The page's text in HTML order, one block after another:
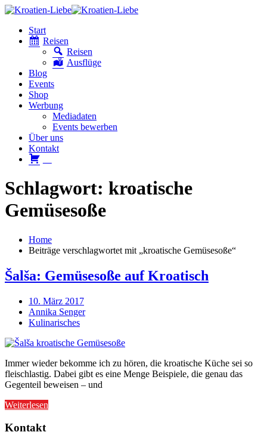
Start
Reisen
Reisen
Ausflüge
Blog
Events
Shop
Werbung
Mediadaten
Events bewerben
Über uns
Kontakt
Schlagwort: kroatische
Gemüsesoße
Home
Beiträge verschlagwortet mit „kroatische Gemüsesoße“
Šalša: Gemüsesoße auf Kroatisch
10. März 2017
Annika Senger
Kulinarisches
Immer wieder bekomme ich zu hören, die kroatische Küche sei so
fleischlastig. Dabei gibt es eine Menge Beispiele, die genau das
Gegenteil beweisen – und
Weiterlesen
Kontakt